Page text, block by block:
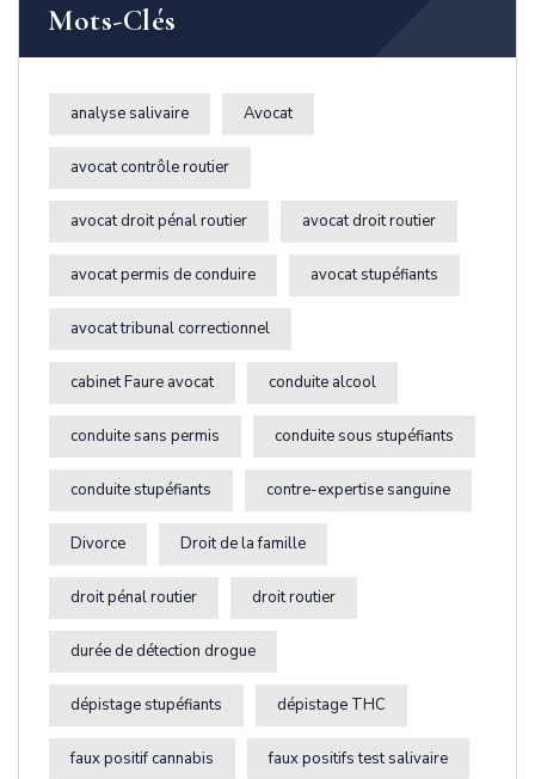
Mots-Clés
analyse salivaire Avocat
avocat contrôle routier
avocat droit pénal routier avocat droit routier
avocat permis de conduire avocat stupéfiants
avocat tribunal correctionnel
cabinet Faure avocat conduite alcool
conduite sans permis conduite sous stupéfiants
conduite stupéfiants contre-expertise sanguine
Divorce Droit de la famille
droit pénal routier droit routier
durée de détection drogue
dépistage stupéfiants dépistage THC
faux positif cannabis faux positifs test salivaire